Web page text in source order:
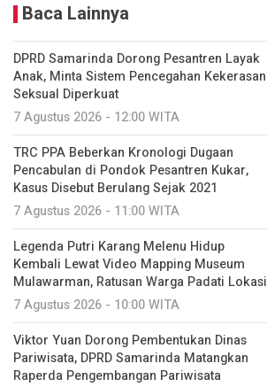
Baca Lainnya
DPRD Samarinda Dorong Pesantren Layak
Anak, Minta Sistem Pencegahan Kekerasan
Seksual Diperkuat
7 Agustus 2026 - 12:00 WITA
TRC PPA Beberkan Kronologi Dugaan
Pencabulan di Pondok Pesantren Kukar,
Kasus Disebut Berulang Sejak 2021
7 Agustus 2026 - 11:00 WITA
Legenda Putri Karang Melenu Hidup
Kembali Lewat Video Mapping Museum
Mulawarman, Ratusan Warga Padati Lokasi
7 Agustus 2026 - 10:00 WITA
Viktor Yuan Dorong Pembentukan Dinas
Pariwisata, DPRD Samarinda Matangkan
Raperda Pengembangan Pariwisata